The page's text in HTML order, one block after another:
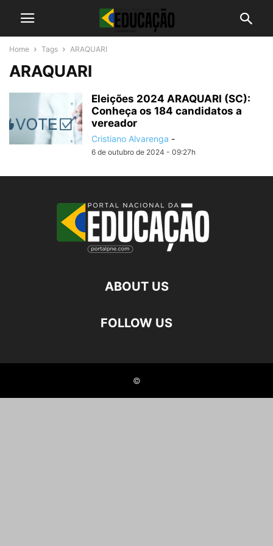
Home Tags ARAQUARI
ARAQUARI
Eleições 2024 ARAQUARI (SC):
Conheça os 184 candidatos a
vereador
Cristiano Alvarenga -
6 de outubro de 2024 - 09:27h
ABOUT US
FOLLOW US
©